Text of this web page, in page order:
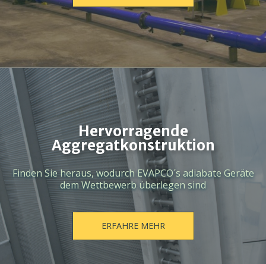
Hervorragende
Aggregatkonstruktion
Finden Sie heraus, wodurch EVAPCO´s adiabate Geräte
dem Wettbewerb überlegen sind
ERFAHRE MEHR